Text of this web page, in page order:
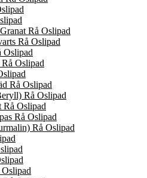
Rå Oslipad
Rå Oslipad
Oslipad
Oslipad
Rå Oslipad
Rå Oslipad
Rå Oslipad
Rå Oslipad
Rå Oslipad